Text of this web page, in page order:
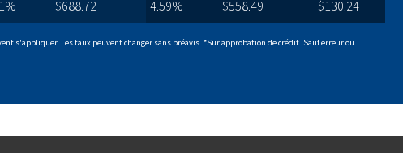
$688.72 4.59% $558.49 $130.24
s'appliquer. Les taux peuvent changer sans préavis. *Sur approbation de crédit. Sauf erreur ou